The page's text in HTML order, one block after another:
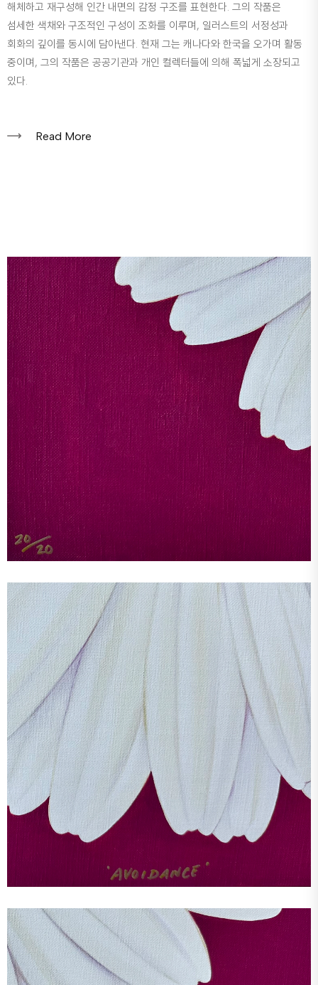
해체하고 재구성해 인간 내면의 감정 구조를 표현한다. 그의 작품은
섬세한 색채와 구조적인 구성이 조화를 이루며, 일러스트의 서정성과
회화의 깊이를 동시에 담아낸다. 현재 그는 캐나다와 한국을 오가며 활동
중이며, 그의 작품은 공공기관과 개인 컬렉터들에 의해 폭넓게 소장되고
있다.
Read More